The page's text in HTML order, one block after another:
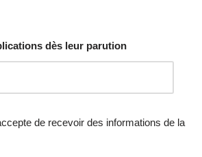
dès leur parution
de recevoir des informations de la